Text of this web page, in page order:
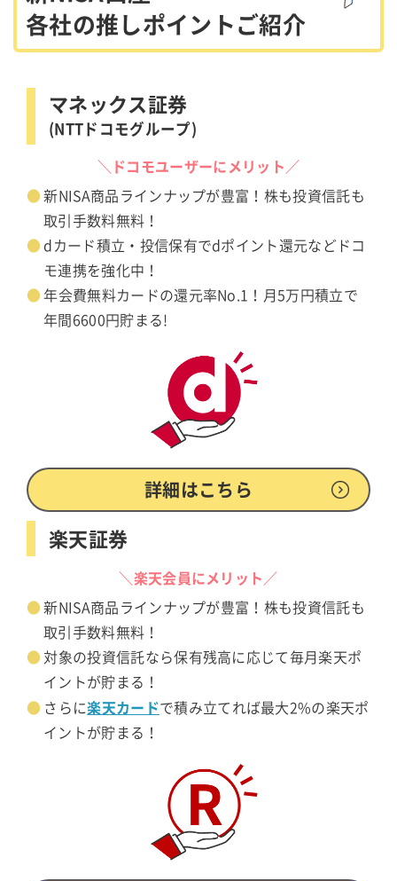
各社の推しポイントご紹介
マネックス証券
(NTTドコモグループ)
＼ドコモユーザーにメリット／
新NISA商品ラインナップが豊富！株も投資信託も
取引手数料無料！
dカード積立・投信保有でdポイント還元などドコ
モ連携を強化中！
年会費無料カードの還元率No.1！月5万円積立で
年間6600円貯まる!
詳細はこちら
楽天証券
＼楽天会員にメリット／
新NISA商品ラインナップが豊富！株も投資信託も
取引手数料無料！
対象の投資信託なら保有残高に応じて毎月楽天ポ
イントが貯まる！
さらに楽天カードで積み立てれば最大2%の楽天ポ
イントが貯まる！